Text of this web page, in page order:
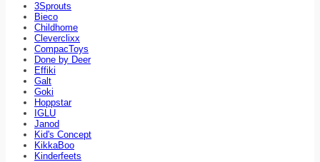
3Sprouts
Bieco
Childhome
Cleverclixx
CompacToys
Done by Deer
Effiki
Galt
Goki
Hoppstar
IGLU
Janod
Kid's Concept
KikkaBoo
Kinderfeets